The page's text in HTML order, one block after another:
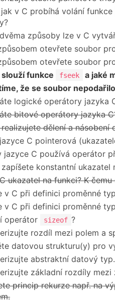
v C probíhá volání funkce
způsoby lze v C
otevřete soubor
otevřete soubor
slouží funkce
fseek
a jaké
že se soubor
logické operátory jazyka
bitové operátory jazyka
dělení a
C pointerová
jazyce C používá operátor
konstantní ukazatel
ukazatel na funkci? K
v C při definici proměnné
v C při definici proměnné
operátor
sizeof ?
rozdíl mezi polem a
datovou strukturu(y) pro
abstraktní datový
základní rozdíly mezi
princip rekurze např. na